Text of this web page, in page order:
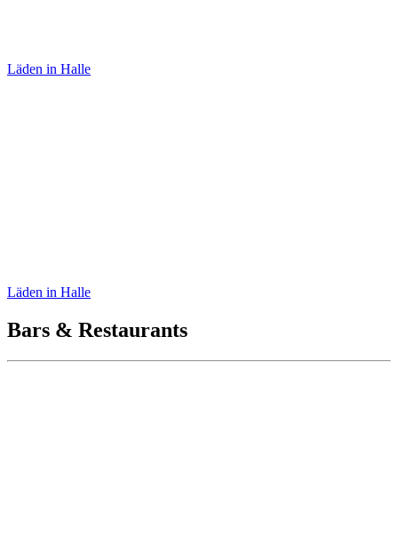
Läden in Halle
Läden in Halle
Bars & Restaurants